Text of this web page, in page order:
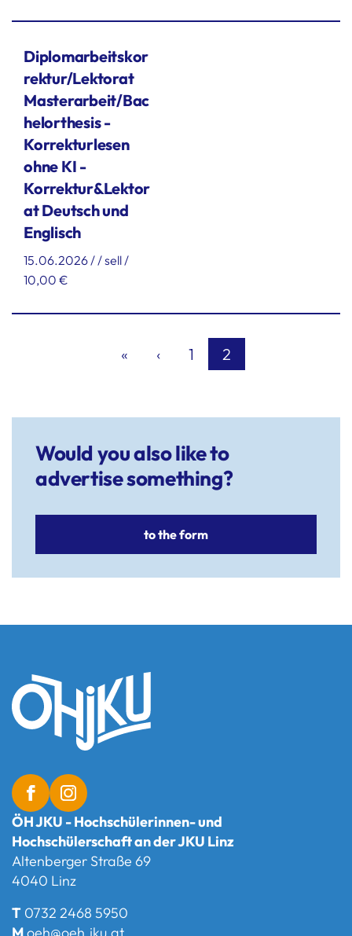
Diplomarbeitskor
rektur/Lektorat
Masterarbeit/Bac
helorthesis -
Korrekturlesen
ohne KI -
Korrektur&Lektor
at Deutsch und
Englisch
15.06.2026 / / sell /
10,00 €
« ‹ 1 2
Would you also like to
advertise something?
to the form
ÖH JKU - Hochschülerinnen- und
Hochschülerschaft an der JKU Linz
Altenberger Straße 69
4040 Linz
T 0732 2468 5950